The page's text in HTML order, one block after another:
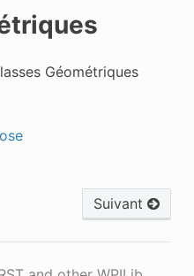
Géométriques
Suivant